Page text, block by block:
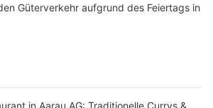
Güterverkehr aufgrund des Feiertags in